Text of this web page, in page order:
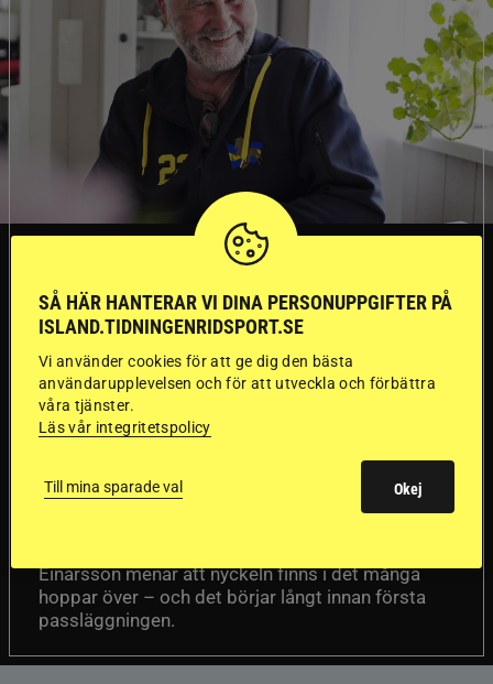
”Gummi” berättar:
Första stegen mot
en internationell
passhäst
Einarsson menar att nyckeln finns i det många
hoppar över – och det börjar långt innan första
passläggningen.
SÅ HÄR HANTERAR VI DINA PERSONUPPGIFTER PÅ
ISLAND.TIDNINGENRIDSPORT.SE
Vi använder cookies för att ge dig den bästa
användarupplevelsen och för att utveckla och förbättra
våra tjänster.
Läs vår integritetspolicy
Till mina sparade val Okej